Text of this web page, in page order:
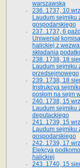
warszawską
236. 1737, 10
Laudum sejmiku
gospodarskiego
237. 1737, 6
Uniwersał
halickiej z
składania
238. 1738, 18
Laudum sejmiku
przedsejmowego
239. 1738, 18
Instrukcya
posłom na sejm
240. 1738, 15
Laudum sejmiku
deputackiego
241. 1739, 15
Laudum sejmiku
gospodarskiego
242. 1739, 17
Elekcya
halickiej
243. 1740, 15